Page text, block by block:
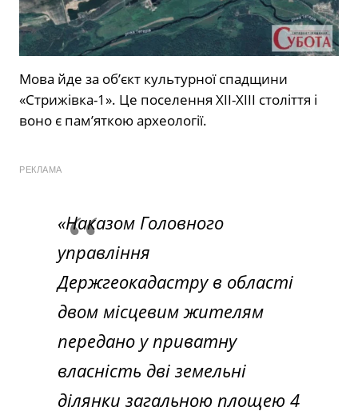
Мова йде за об’єкт культурної спадщини
«Стрижівка-1». Це поселення ХІІ-ХІІІ століття і
воно є пам’яткою археології.
РЕКЛАМА
«Наказом Головного
управління
Держгеокадастру в області
двом місцевим жителям
передано у приватну
власність дві земельні
ділянки загальною площею 4